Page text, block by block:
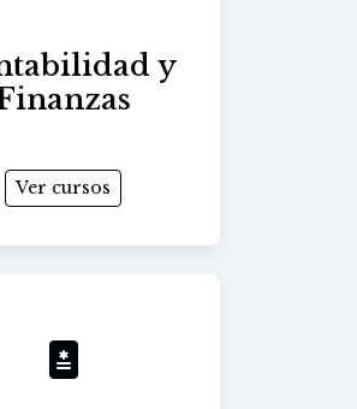
y
Ver cursos